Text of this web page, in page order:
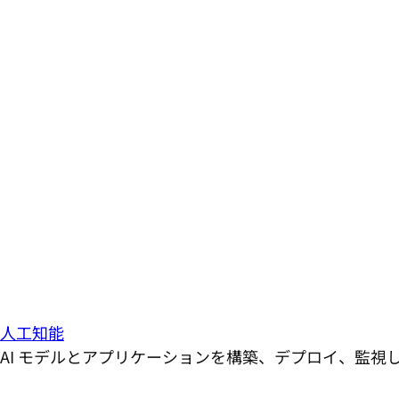
人工知能
AI モデルとアプリケーションを構築、デプロイ、監視